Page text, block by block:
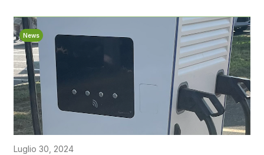
News
Luglio 30, 2024